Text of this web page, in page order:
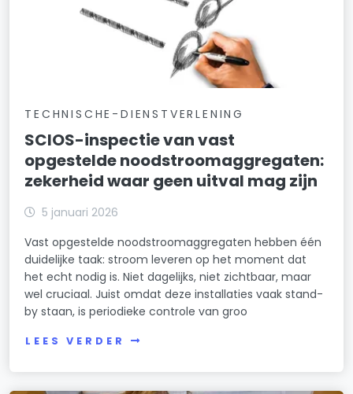
TECHNISCHE-DIENSTVERLENING
SCIOS-inspectie van vast
opgestelde noodstroomaggregaten:
zekerheid waar geen uitval mag zijn
5 januari 2026
Vast opgestelde noodstroomaggregaten hebben één
duidelijke taak: stroom leveren op het moment dat
het echt nodig is. Niet dagelijks, niet zichtbaar, maar
wel cruciaal. Juist omdat deze installaties vaak stand-
by staan, is periodieke controle van groo
LEES VERDER